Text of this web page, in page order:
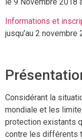
Informations et
jusqu’au 2 novembre
Considérant la
mondiale et les
protection existants
contre les différents